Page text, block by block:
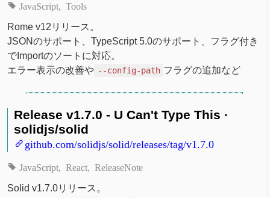
JavaScript Tools
Rome v12リリース。
JSONのサポート、TypeScript 5.0のサポート、フラグ付き
でImportのソートに対応。
エラー表示の改善や --config-path フラグの追加など
Release v1.7.0 - U Can't Type This ·
solidjs/solid
github.com/solidjs/solid/releases/tag/v1.7.0
JavaScript React ReleaseNote
Solid v1.7.0リリース。